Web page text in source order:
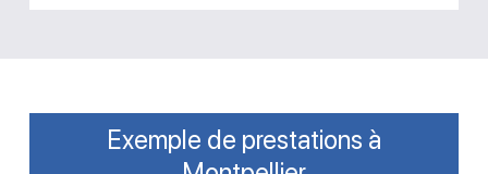
Exemple de prestations à